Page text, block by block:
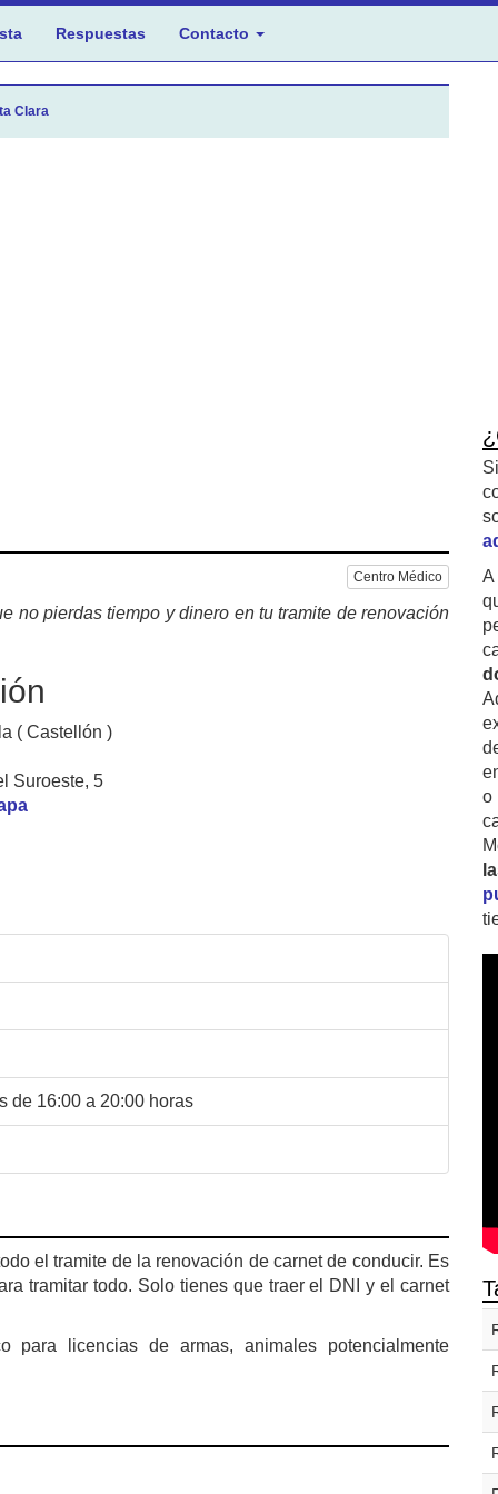
Respuestas Contacto
Clara
Centro Médico
no pierdas tiempo y dinero en tu tramite de renovación
( Castellón )
Suroeste, 5
de 16:00 a 20:00 horas
el tramite de la renovación de carnet de conducir. Es
tramitar todo. Solo tienes que traer el DNI y el carnet
para licencias de armas, animales potencialmente
A
o